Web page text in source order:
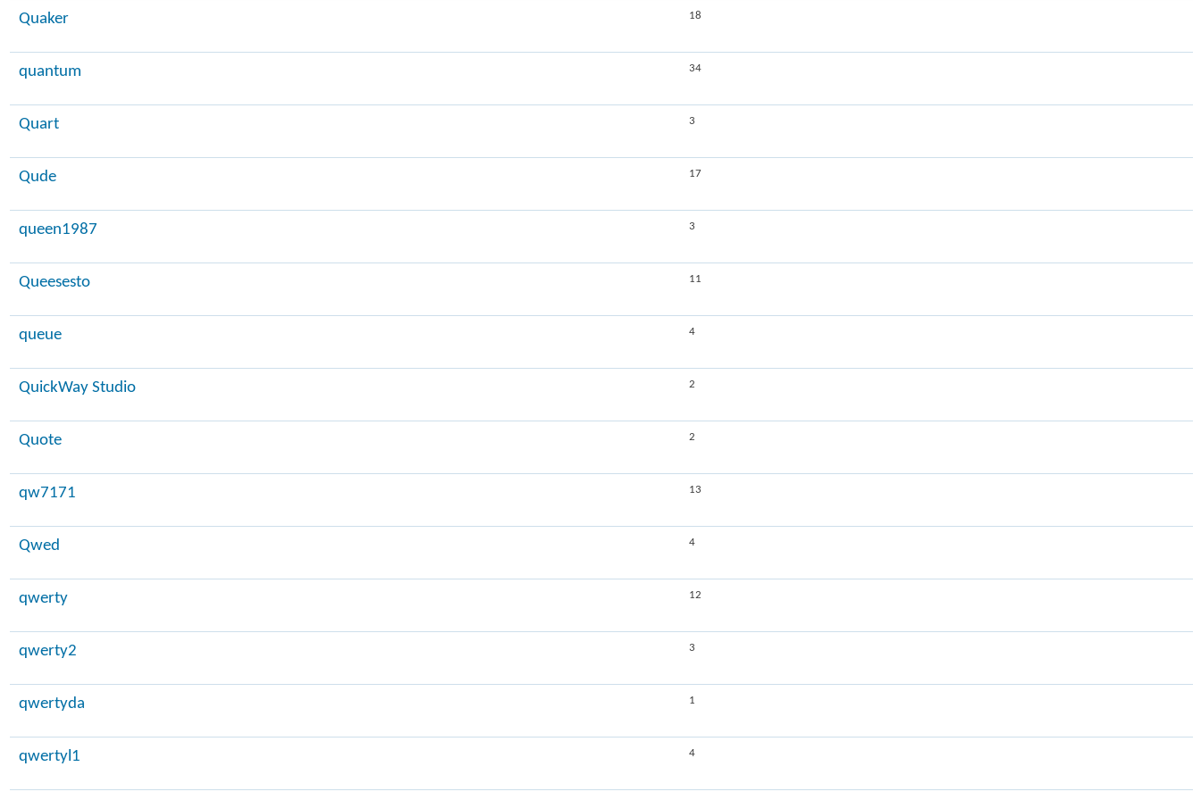
Quaker 18
quantum 34
Quart 3
Qude 17
queen1987 3
Queesesto 11
queue 4
QuickWay Studio 2
Quote 2
qw7171 13
Qwed 4
qwerty 12
qwerty2 3
qwertyda 1
qwertyl1 4